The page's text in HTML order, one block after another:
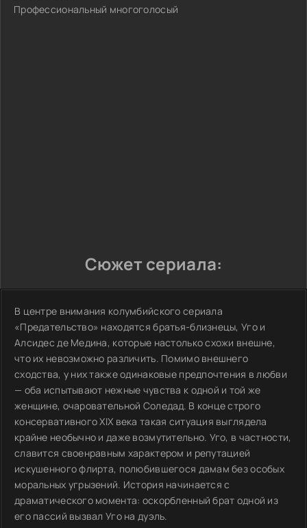
Профессиональный многоголосый
Сюжет сериала:
В центре внимания колумбийского сериала
«Предательство» находятся братья-близнецы, Уго и
Алсидес де Медина, которые настолько схожи внешне,
что их невозможно различить. Помимо внешнего
сходства, у них также одинаковые предпочтения в любви
— оба испытывают нежные чувства к одной и той же
женщине, очаровательной Соледад. В конце строго
консервативного XIX века такая ситуация выглядела
крайне необычно и даже возмутительно. Уго, в частности,
славится своенравным характером и репутацией
искушенного флирта, полюбившегося дамам без особых
моральных угрызений. История начинается с
драматического момента: оскорбленный брат одной из
его пассий вызвал Уго на дуэль.